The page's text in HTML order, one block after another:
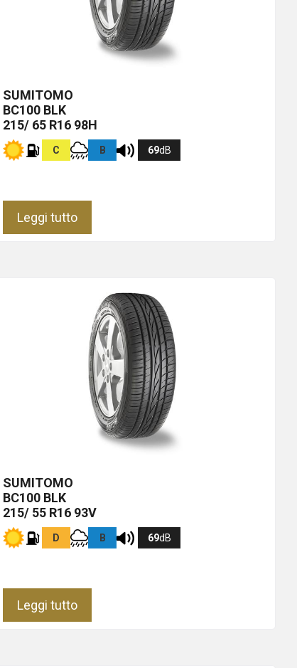
SUMITOMO
BC100 BLK
215/ 65 R16 98H
C B 69dB
Leggi tutto
SUMITOMO
BC100 BLK
215/ 55 R16 93V
D B 69dB
Leggi tutto